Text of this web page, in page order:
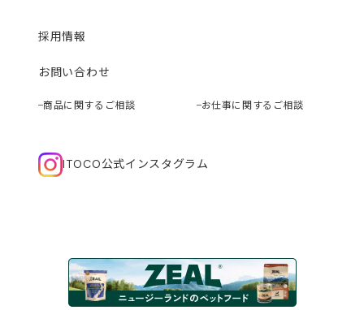
採用情報
お問い合わせ
商品に関するご相談 お仕事に関するご相談
ITOCO公式インスタグラム